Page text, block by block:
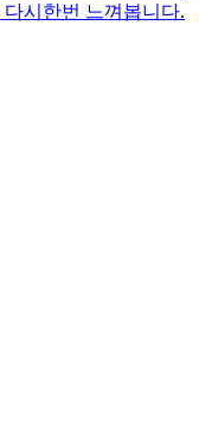
시한번 느껴봅니다.